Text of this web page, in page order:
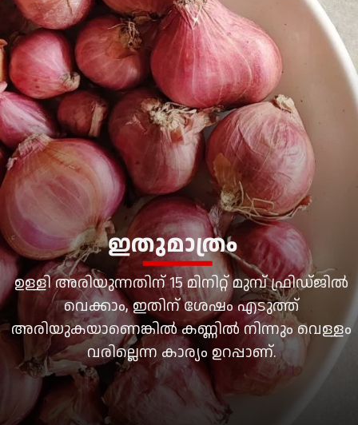
ഉള്ളി അരിയുന്നതിന് 15 മിനിറ്റ് മുമ്പ് ഫ്രിഡ്ജില്‍
വെക്കാം, ഇതിന് ശേഷം എടുത്ത്
അരിയുകയാണെങ്കില്‍ കണ്ണില്‍ നിന്നും വെള്ളം
വരില്ലെന്ന കാര്യം ഉറപ്പാണ്.
ഇതുമാത്രം